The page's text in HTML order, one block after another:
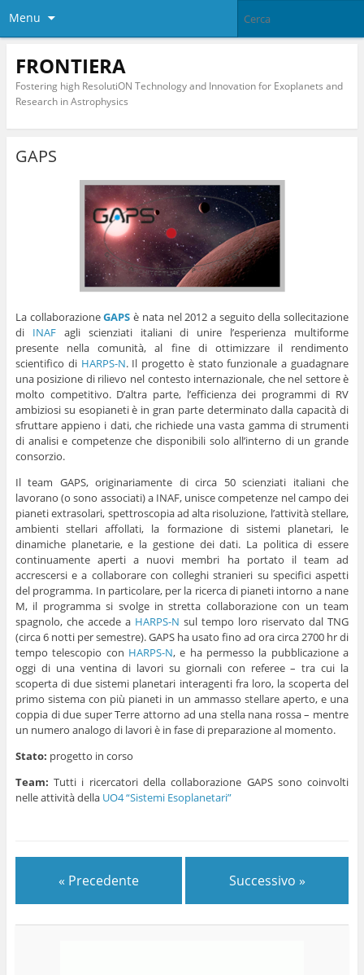
Menu
FRONTIERA
Fostering high ResolutiON Technology and Innovation for Exoplanets and
Research in Astrophysics
GAPS
La collaborazioneGAPS è nata nel 2012 a seguito della sollecitazione
di INAFagli scienziati italiani di unire l’esperienza multiforme
presente nella comunità, al fine di ottimizzare il rendimento
scientifico di HARPS-N. Il progetto è stato funzionale a guadagnare
una posizione di rilievo nel contesto internazionale, che nel settore è
molto competitivo. D’altra parte, l’efficienza dei programmi di RV
ambiziosi su esopianeti è in gran parte determinato dalla capacità di
sfruttare appieno i dati, che richiede una vasta gamma di strumenti
di analisi e competenze che disponibili solo all’interno di un grande
consorzio.
Il team GAPS, originariamente di circa 50 scienziati italiani che
lavorano (o sono associati) a INAF, unisce competenze nel campo dei
pianeti extrasolari, spettroscopia ad alta risoluzione, l’attività stellare,
ambienti stellari affollati, la formazione di sistemi planetari, le
dinamiche planetarie, e la gestione dei dati. La politica di essere
continuamente aperti a nuovi membri ha portato il team ad
accrescersi e a collaborare con colleghi stranieri su specifici aspetti
del programma. In particolare, per la ricerca di pianeti intorno a nane
M, il programma si svolge in stretta collaborazione con un team
spagnolo, che accede a HARPS-N sul tempo loro riservato dal TNG
(circa 6 notti per semestre). GAPS ha usato fino ad ora circa 2700 hr di
tempo telescopio con HARPS-N, e ha permesso la pubblicazione a
oggi di una ventina di lavori su giornali con referee – tra cui la
scoperta di due sistemi planetari interagenti fra loro, la scoperta del
primo sistema con più pianeti in un ammasso stellare aperto, e una
coppia di due super Terre attorno ad una stella nana rossa – mentre
un numero analogo di lavori è in fase di preparazione al momento.
Stato: progetto in corso
Team: Tutti i ricercatori della collaborazione GAPS sono coinvolti
nelle attività della UO4 “Sistemi Esoplanetari”
« Precedente Successivo »